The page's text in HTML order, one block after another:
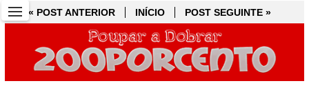
« POST ANTERIOR INÍCIO POST SEGUINTE »
« POST ANTERIOR INÍCIO POST SEGUINTE »